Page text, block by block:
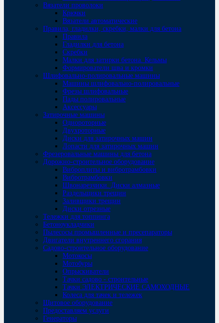
Вязатели проволоки
Крючки
Вязатели автоматические
Правила, гладилки, скребки, малки для бетона
Правила
Гладилки для бетона
Скребки
Малки для затирки бетона. Кельмы
Формирователи шва и кромки
Шлифовально-полировальные машины
Машины шлифовально-полировальные
Фрезы шлифовальные
Пады полировальные
Аксессуары
Затирочные машины
Однороторные
Двухроторные
Диски для затирочных машин
Лопасти для затирочных машин
Фрезеровальные машины для бетона
Дорожно-строительное оборудование
Виброплиты и вибротрамбовки
Вибротрамбовки
Швонарезчики. Диски алмазные
Раздельщики трещин
Заливщики трещин
Диски отрезные
Тележки для топпинга
Бетоноукладчики
Пылесосы промышленные и пресепараторы
Двигатели внутреннего сгорания
Садово-строительное оборудование
Мотокосы
Мотобуры
Опрыскиватели
Тачки садово - строительные
Тачки ЭЛЕКТРИЧЕСКИЕ САМОХОДНЫЕ
Колеса для тачек и тележек
Щитовое оборудование
Предоставляем услуги
Генераторы